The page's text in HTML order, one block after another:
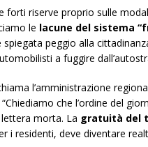
forti riserve proprio sulle
le lacune del sistema
peggio alla
a fuggire
l’amministrazione
che l’ordine del
morta. La gratuità del
i residenti, deve diventare